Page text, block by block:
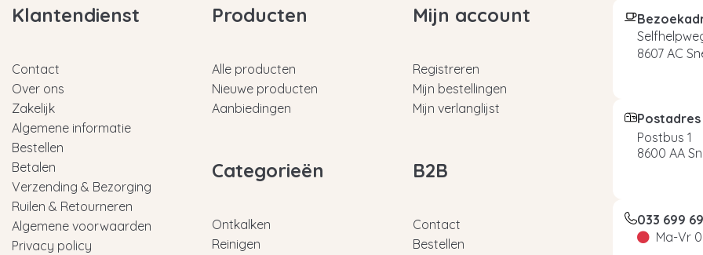
Klantendienst
Contact
Over ons
Zakelijk
Algemene informatie
Bestellen
Betalen
Verzending & Bezorging
Ruilen & Retourneren
Algemene voorwaarden
Privacy policy
Producten
Alle producten
Nieuwe producten
Aanbiedingen
Categorieën
Ontkalken
Reinigen
Mijn account
Registreren
Mijn bestellingen
Mijn verlanglijst
B2B
Contact
Bestellen
8607 AC
Postadres
Postbus 1
8600 AA
033 699
Ma-Vr